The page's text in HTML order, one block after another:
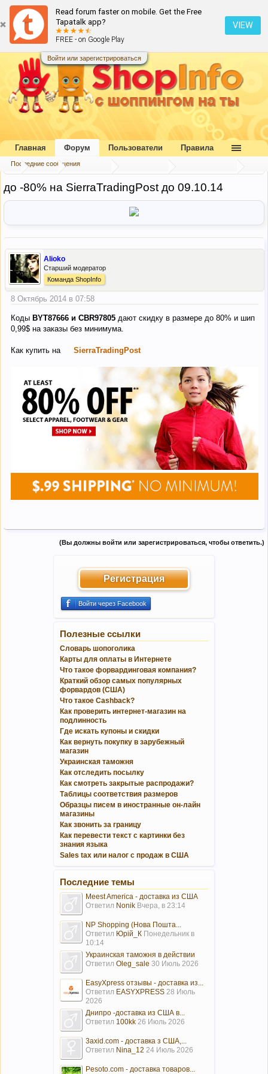
Read forum faster on mobile. Get the Free
Tapatalk app?
FREE - on Google Play
VIEW
Войти или зарегистрироваться
... Форум Наш форум
до -80% на SierraTradingPost до 09.10.14
Alioko
Старший модератор
Команда ShopInfo
8 Октябрь 2014 в 07:58
Коды BYT87666 и CBR97805 дают скидку в размере до 80% и шип
0,99$ на заказы без минимума.
Как купить на SierraTradingPost
(Вы должны войти или зарегистрироваться, чтобы ответить.)
Регистрация
Войти через Facebook
Полезные ссылки
Словарь шопоголика
Карты для оплаты в Интернете
Что такое форвардинговая компания?
Краткий обзор самых популярных
форвардов (США)
Что такое Cashback?
Как проверить интернет-магазин на
подлинность
Где искать купоны и скидки
Как вернуть покупку в зарубежный
магазин
Украинская таможня
Как отследить посылку
Как смотреть закрытые распродажи?
Таблицы соответствия размеров
Образцы писем в иностранные он-лайн
магазины
Как звонить за границу
Как перевести текст с картинки без
знания языка
Sales tax или налог с продаж в США
Последние темы
Meest America - доставка из США
Ответил Nonik Вчера, в 23:14
NP Shopping (Нова Пошта...
Ответил Юрій_К Понедельник в
10:14
Украинская таможня в действии
Ответил Oleg_sale 30 Июль 2026
EasyXpress отзывы - доставка из...
Ответил EASYXPRESS 28 Июль
2026
Днипро -доставка из США в...
Ответил 100kk 26 Июль 2026
3axid.com - доставка з США,...
Ответил Nina_12 24 Июль 2026
Pesoto.com - доставка товаров...
Главная Форум
Последние сообщения
Пользователи Правила